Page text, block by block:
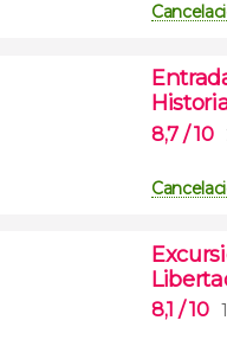
8,7 / 10
8,1 / 10